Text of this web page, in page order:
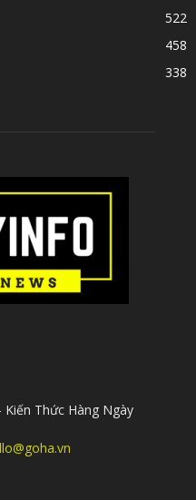
522
458
338
Thức Hàng Ngày